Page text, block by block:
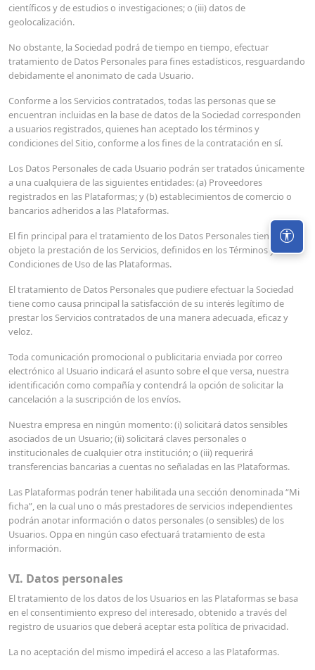
científicos y de estudios o investigaciones; o (iii) datos de
geolocalización.
No obstante, la Sociedad podrá de tiempo en tiempo, efectuar
tratamiento de Datos Personales para fines estadísticos, resguardando
debidamente el anonimato de cada Usuario.
Conforme a los Servicios contratados, todas las personas que se
encuentran incluidas en la base de datos de la Sociedad corresponden
a usuarios registrados, quienes han aceptado los términos y
condiciones del Sitio, conforme a los fines de la contratación en sí.
Los Datos Personales de cada Usuario podrán ser tratados únicamente
a una cualquiera de las siguientes entidades: (a) Proveedores
registrados en las Plataformas; y (b) establecimientos de comercio o
bancarios adheridos a las Plataformas.
El fin principal para el tratamiento de los Datos Personales tiene por
objeto la prestación de los Servicios, definidos en los Términos y
Condiciones de Uso de las Plataformas.
El tratamiento de Datos Personales que pudiere efectuar la Sociedad
tiene como causa principal la satisfacción de su interés legítimo de
prestar los Servicios contratados de una manera adecuada, eficaz y
veloz.
Toda comunicación promocional o publicitaria enviada por correo
electrónico al Usuario indicará el asunto sobre el que versa, nuestra
identificación como compañía y contendrá la opción de solicitar la
cancelación a la suscripción de los envíos.
Nuestra empresa en ningún momento: (i) solicitará datos sensibles
asociados de un Usuario; (ii) solicitará claves personales o
institucionales de cualquier otra institución; o (iii) requerirá
transferencias bancarias a cuentas no señaladas en las Plataformas.
Las Plataformas podrán tener habilitada una sección denominada “Mi
ficha”, en la cual uno o más prestadores de servicios independientes
podrán anotar información o datos personales (o sensibles) de los
Usuarios. Oppa en ningún caso efectuará tratamiento de esta
información.
VI. Datos personales
El tratamiento de los datos de los Usuarios en las Plataformas se basa
en el consentimiento expreso del interesado, obtenido a través del
registro de usuarios que deberá aceptar esta política de privacidad.
La no aceptación del mismo impedirá el acceso a las Plataformas.